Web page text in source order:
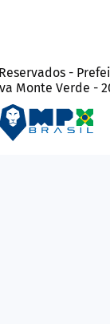
-
Monte Verde -